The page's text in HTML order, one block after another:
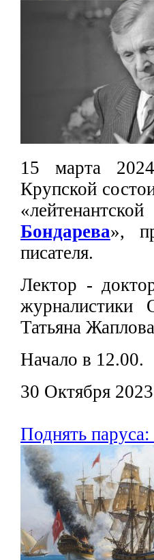
15 марта
Крупской
Бондарева»,
писателя.
Лектор -
журналистики
Татьяна
Начало в 12.00.
30 Октября 2023
Поднять